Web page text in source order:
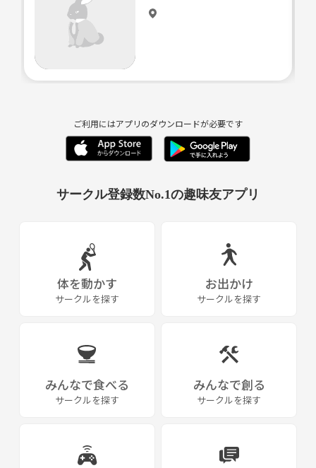
ご利用にはアプリのダウンロードが必要です
サークル登録数No.1の趣味友アプリ
体を動かす
サークルを探す
お出かけ
サークルを探す
みんなで食べる
サークルを探す
みんなで創る
サークルを探す